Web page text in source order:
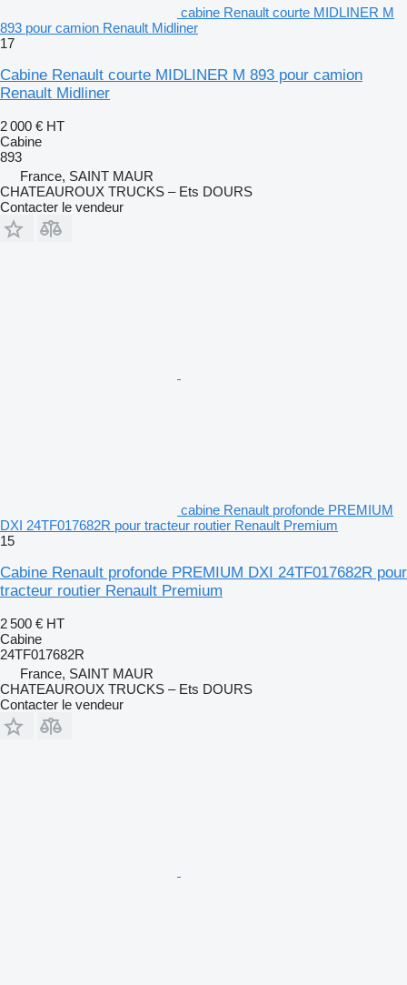
cabine Renault courte MIDLINER M
893 pour camion Renault Midliner
17
Cabine Renault courte MIDLINER M 893 pour camion
Renault Midliner
2 000 € HT
Cabine
893
France, SAINT MAUR
CHATEAUROUX TRUCKS – Ets DOURS
Contacter le vendeur
cabine Renault profonde PREMIUM
DXI 24TF017682R pour tracteur routier Renault Premium
15
Cabine Renault profonde PREMIUM DXI 24TF017682R pour
tracteur routier Renault Premium
2 500 € HT
Cabine
24TF017682R
France, SAINT MAUR
CHATEAUROUX TRUCKS – Ets DOURS
Contacter le vendeur